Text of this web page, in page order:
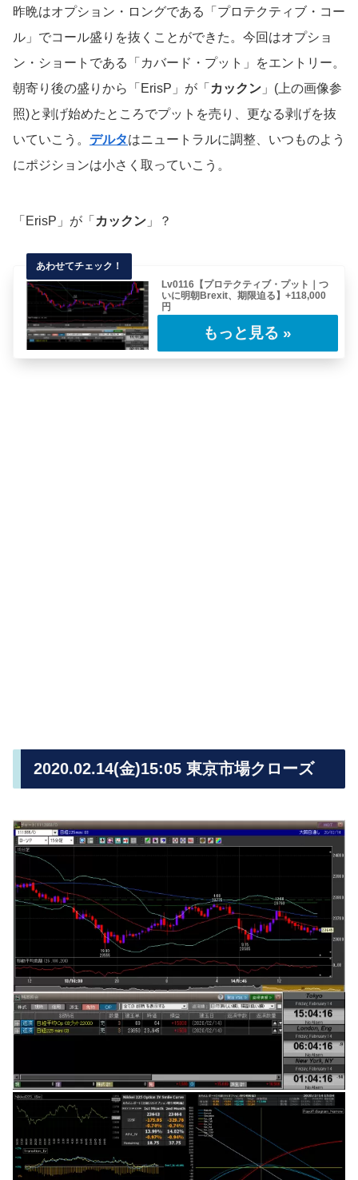
昨晩はオプション・ロングである「プロテクティブ・コー
ル」でコール盛りを抜くことができた。今回はオプショ
ン・ショートである「カバード・プット」をエントリー。
朝寄り後の盛りから「ErisP」が「 カックン 」(上の画像参
照)と剥げ始めたところでプットを売り、更なる剥げを抜
いていこう。 デルタはニュートラルに調整、いつものよう
にポジションは小さく取っていこう。
「ErisP」が「 カックン 」？
Lv0116【プロテクティブ・プット｜つ
いに明朝Brexit、期限迫る】+118,000
円
ド(同じことを繰り返しただけ)になるのでサ
2020.02.14(金)15:05 東京市場クローズ